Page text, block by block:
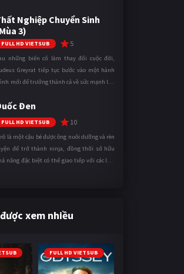
một mạo hiểm gi ...
Nghiệp Chuyển Sinh
3)
FULL HD VIETSUB 5
những biến cố làm thay đổi cuộc đời,
Greyrat tiếp tục bước vào một hành
mới để trưởng thành cả về sức mạnh lẫn
càng khắc nghiệt, anh ...
Đen
FULL HD VIETSUB 10
là một cậu bé được ông nuôi dưỡng và rèn
để trở thành ninja, đồng thời sở hữu
năng đặc biệt có thể giao tiếp với các loài
xem nhiều
FULL HD VIETSUB